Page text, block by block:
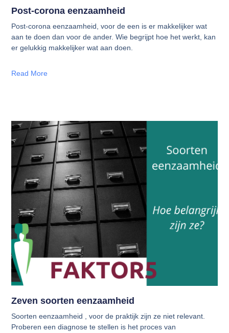
Post-corona eenzaamheid
Post-corona eenzaamheid, voor de een is er makkelijker wat
aan te doen dan voor de ander. Wie begrijpt hoe het werkt, kan
er gelukkig makkelijker wat aan doen.
Read More
Zeven soorten eenzaamheid
Soorten eenzaamheid , voor de praktijk zijn ze niet relevant.
Proberen een diagnose te stellen is het proces van